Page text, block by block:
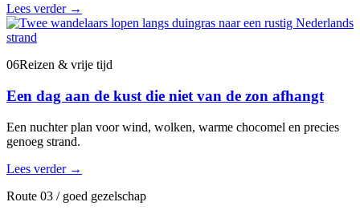
Lees verder →
06Reizen & vrije tijd
Een dag aan de kust die niet van de zon afhangt
Een nuchter plan voor wind, wolken, warme chocomel en precies
genoeg strand.
Lees verder →
Route 03 / goed gezelschap